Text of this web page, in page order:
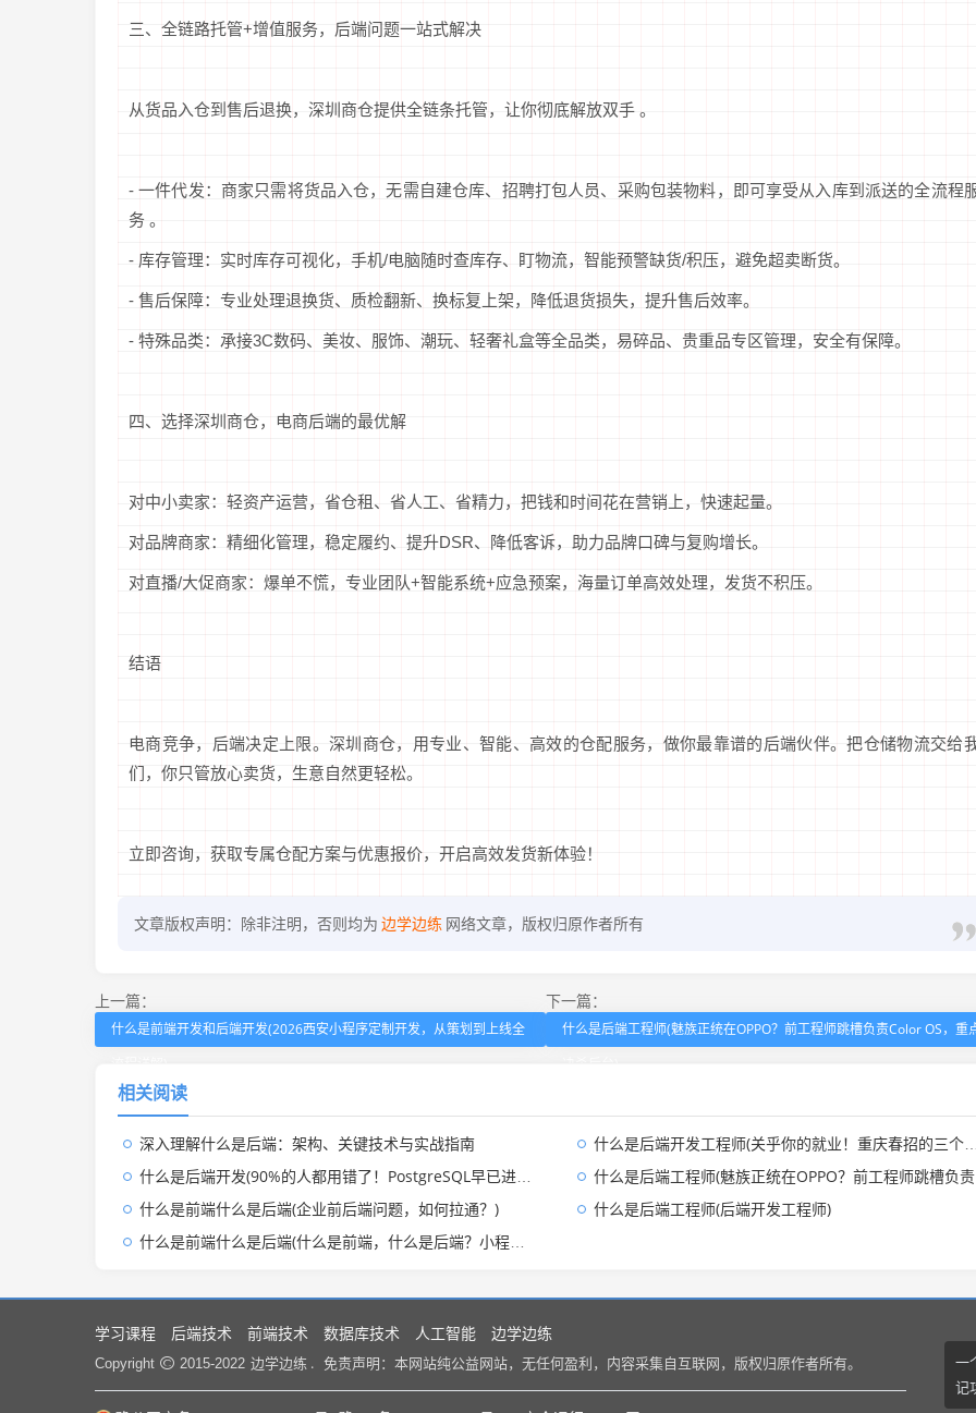
三、全链路托管+增值服务，后端问题一站式解决
从货品入仓到售后退换，深圳商仓提供全链条托管，让你彻底解放双手 。
- 一件代发：商家只需将货品入仓，无需自建仓库、招聘打包人员、采购包装物料，即可享受从入库到派送的全流程
务 。
- 库存管理：实时库存可视化，手机/电脑随时查库存、盯物流，智能预警缺货/积压，避免超卖断货。
- 售后保障：专业处理退换货、质检翻新、换标复上架，降低退货损失，提升售后效率。
- 特殊品类：承接3C数码、美妆、服饰、潮玩、轻奢礼盒等全品类，易碎品、贵重品专区管理，安全有保障。
四、选择深圳商仓，电商后端的最优解
对中小卖家：轻资产运营，省仓租、省人工、省精力，把钱和时间花在营销上，快速起量。
对品牌商家：精细化管理，稳定履约、提升DSR、降低客诉，助力品牌口碑与复购增长。
对直播/大促商家：爆单不慌，专业团队+智能系统+应急预案，海量订单高效处理，发货不积压。
结语
电商竞争，后端决定上限。深圳商仓，用专业、智能、高效的仓配服务，做你最靠谱的后端伙伴。把仓储物流交给
们，你只管放心卖货，生意自然更轻松。
立即咨询，获取专属仓配方案与优惠报价，开启高效发货新体验！
文章版权声明：除非注明，否则均为 边学边练 网络文章，版权归原作者所有
上一篇：
什么是前端开发和后端开发(2026西安小程序定制开发，从策划到上线全
下一篇：
什么是后端工程师(魅族正统在OPPO？前工程师跳槽负责Color OS，重
相关阅读
深入理解什么是后端：架构、关键技术与实战指南
什么是后端开发工程师(关乎你的就业！重庆春招的三个关键信号→)
什么是后端开发(90%的人都用错了！PostgreSQL早已进化成后端万能开发平台)
什么是后端工程师(魅族正统在OPPO？前工程师跳槽负责Color OS，重点解决杀后台)
什么是前端什么是后端(企业前后端问题，如何拉通？)
什么是后端工程师(后端开发工程师)
什么是前端什么是后端(什么是前端，什么是后端？小程序是用哪个？)
学习课程 后端技术 前端技术 数据库技术 人工智能 边学边练
Copyright 2015-2022 边学边练 . 免责声明：本网站纯公益网站，无任何盈利，内容采集自互联网，版权归原作者所有。
一
记